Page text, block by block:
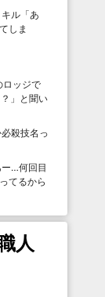
ル「あ
しま
ロッジで
」と聞い
殺技名っ
…何回目
てるから
人